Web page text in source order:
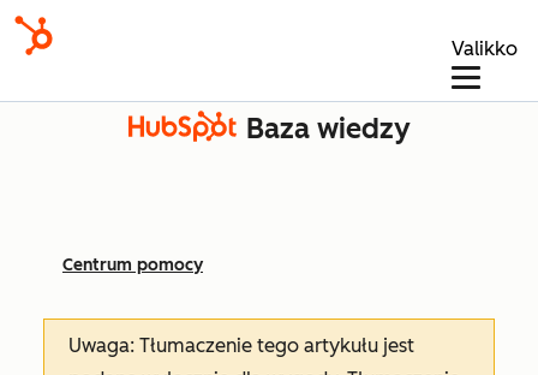
Valikko
Baza wiedzy
Centrum pomocy
Uwaga: Tłumaczenie tego artykułu jest